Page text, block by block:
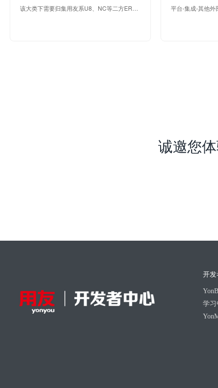
该大类下需要归集用友系U8、NC等二方ERP
平台-集成-其他外
诚邀您
开发
学习